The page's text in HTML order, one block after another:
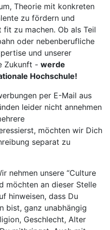
Theorie mit konkreten
zu fördern und
zu machen. Ob als Teil
oder nebenberufliche
und unserer
Zukunft - werde
Hochschule!
per E-Mail aus
leider nicht annehmen
möchten wir Dich
separat zu
nehmen unsere “Culture
möchten an dieser Stelle
hinweisen, dass Du
bist, ganz unabhängig
Geschlecht, Alter